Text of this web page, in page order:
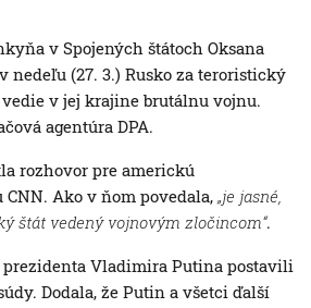
v Spojených štátoch Oksana
nedeľu (27. 3.) Rusko za teroristický
v jej krajine brutálnu vojnu.
agentúra DPA.
rozhovor pre americkú
Ako v ňom povedala, „je jasné,
štát vedený vojnovým zločincom“.
prezidenta Vladimira Putina postavili
Dodala, že Putin a všetci ďalší